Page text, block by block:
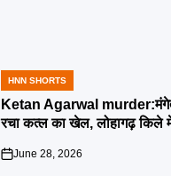
POSTED
IN
HNN SHORTS
Ketan Agarwal
रचा कत्ल का खेल, लोहागढ़ किले
on
June 28, 2026